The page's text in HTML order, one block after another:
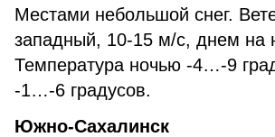
Местами небольшой снег.
западный, 10-15 м/с, днем на
Температура ночью -4…-9
-1…-6 градусов.
Южно-Сахалинск